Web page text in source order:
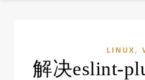
LINUX,
解决eslint-